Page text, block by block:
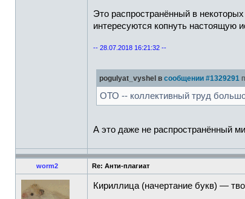
Это распространённый в
интересуются копнуть настоящую
-- 28.07.2018 16:21:32 --
pogulyat_vyshel в сообщении #1329291
ОТО -- коллективный труд
А это даже не распространённый
worm2 Re: Анти-плагиат
Кириллица (начертание букв) —